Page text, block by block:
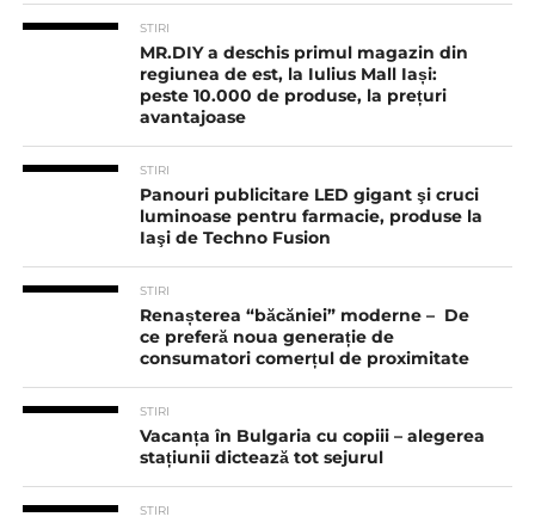
STIRI
MR.DIY a deschis primul magazin din
regiunea de est, la Iulius Mall Iași:
peste 10.000 de produse, la prețuri
avantajoase
STIRI
Panouri publicitare LED gigant şi cruci
luminoase pentru farmacie, produse la
Iaşi de Techno Fusion
STIRI
Renașterea “băcăniei” moderne – De
ce preferă noua generație de
consumatori comerțul de proximitate
STIRI
Vacanța în Bulgaria cu copiii – alegerea
stațiunii dictează tot sejurul
STIRI